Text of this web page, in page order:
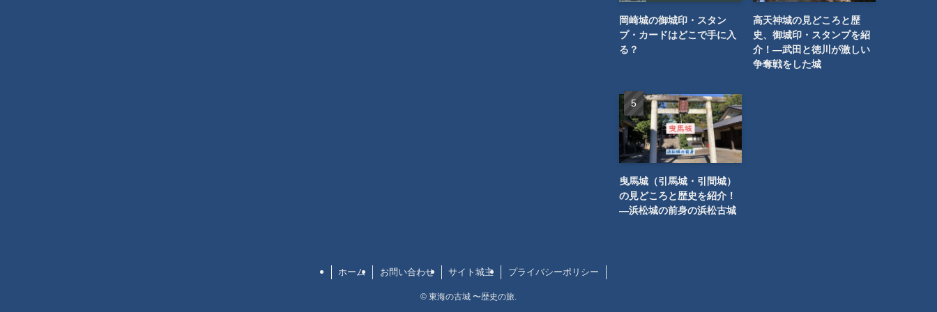
岡崎城の御城印・スタン
プ・カードはどこで手に入
る？
高天神城の見どころと歴
史、御城印・スタンプを紹
介！―武田と徳川が激しい
争奪戦をした城
曳馬城（引馬城・引間城）
の見どころと歴史を紹介！
―浜松城の前身の浜松古城
ホーム お問い合わせ サイト城主 プライバシーポリシー
© 東海の古城 〜歴史の旅.